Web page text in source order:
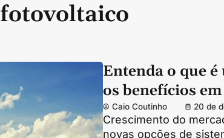
Entenda o que
os benefícios
Caio Coutinho 20 de
Crescimento do
novas opções de